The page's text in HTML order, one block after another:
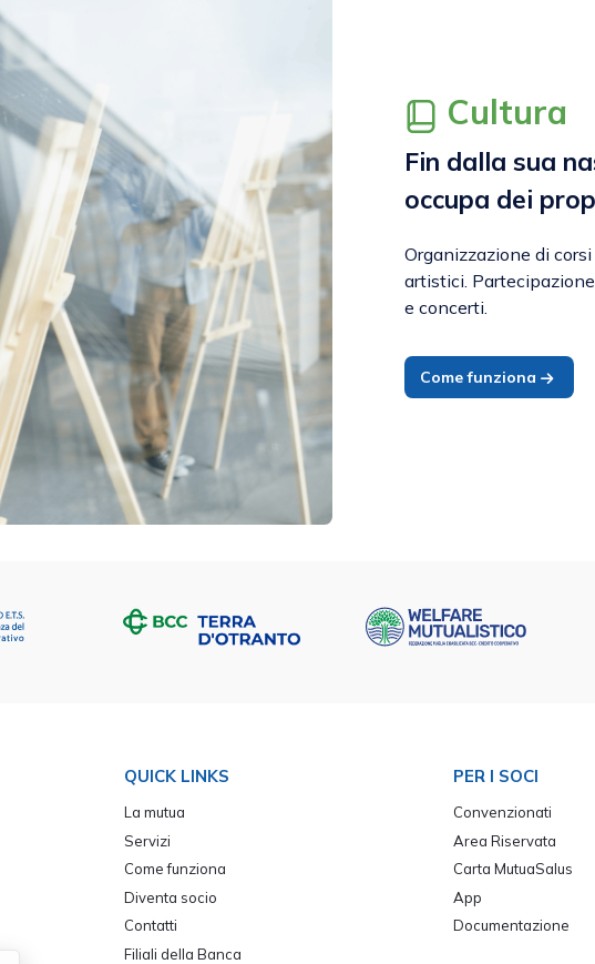
Cultura
Fin dalla sua
occupa dei
Organizzazione di
artistici.
e concerti.
Come funziona
QUICK LINKS
La mutua
Servizi
Come funziona
Diventa socio
Contatti
Filiali della Banca
PER I SOCI
Convenzionati
Area Riservata
Carta MutuaSalus
App
Documentazione